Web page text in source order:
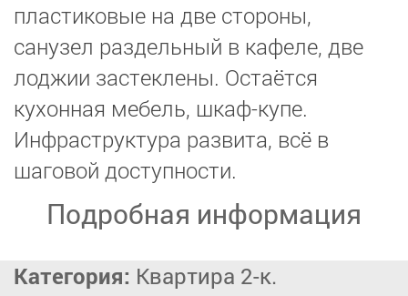
пластиковые на две стороны,
санузел раздельный в кафеле, две
лоджии застеклены. Остаётся
кухонная мебель, шкаф-купе.
Инфраструктура развита, всё в
шаговой доступности.
Подробная информация
Категория: Квартира 2-к.